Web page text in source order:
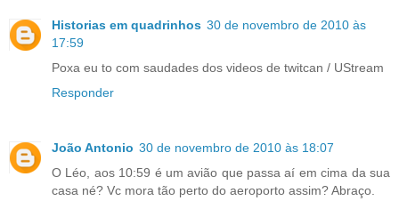
Historias em quadrinhos 30 de novembro de 2010 às
17:59
Poxa eu to com saudades dos videos de twitcan / UStream
Responder
João Antonio 30 de novembro de 2010 às 18:07
O Léo, aos 10:59 é um avião que passa aí em cima da sua
casa né? Vc mora tão perto do aeroporto assim? Abraço.